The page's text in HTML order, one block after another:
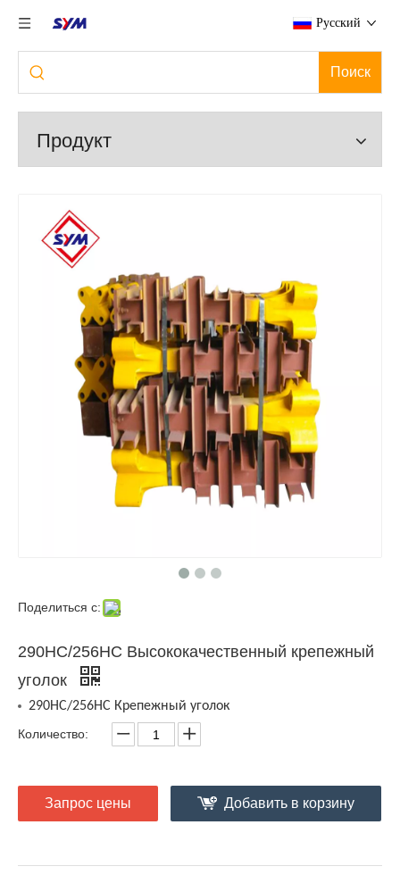
Pусский
Поиск
Продукт
Поделиться с:
290HC/256HC Высококачественный крепежный
уголок
290HC/256HC Крепежный уголок
Количество:
Запрос цены Добавить в корзину